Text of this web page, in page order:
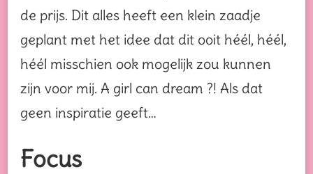
de prijs. Dit alles heeft een klein zaadje
geplant met het idee dat dit ooit héél, héél,
héél misschien ook mogelijk zou kunnen
zijn voor mij. A girl can dream ?! Als dat
geen inspiratie geeft…
Focus